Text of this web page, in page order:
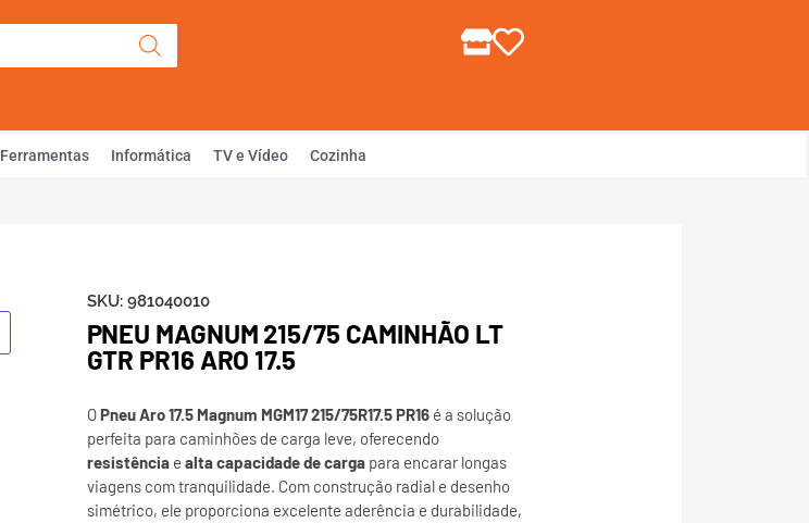
Olá, Faça Login ou Cadastre-se
Ferramentas Informática TV e Vídeo Cozinha
SKU: 981040010
PNEU MAGNUM 215/75 CAMINHÃO LT
GTR PR16 ARO 17.5
OPneu Aro 17.5 Magnum MGM17 215/75R17.5 PR16é a solução
perfeita para caminhões de carga leve, oferecendo
resistênciae alta capacidade de cargapara encarar longas
viagens com tranquilidade. Com construção radial e desenho
simétrico, ele proporciona excelente aderência e durabilidade,